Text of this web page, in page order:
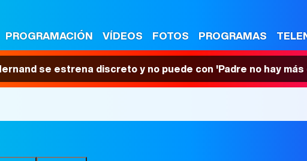
PROGRAMACIÓN VÍDEOS FOTOS PROGRAMAS
se estrena discreto y no puede con 'Padre no hay más